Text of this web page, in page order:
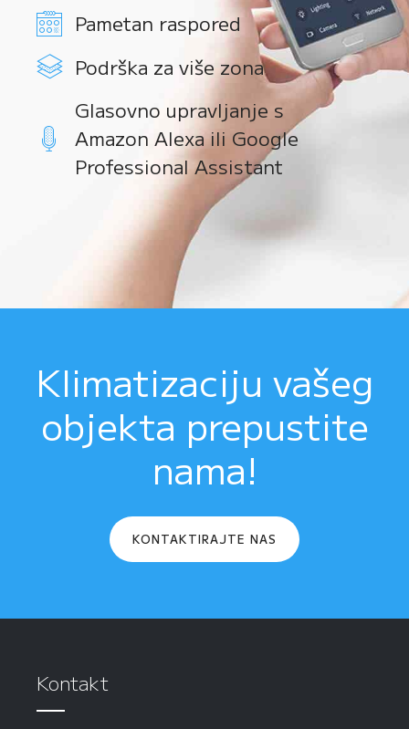
Pametan raspored
Podrška za više zona
Glasovno upravljanje s
Amazon Alexa ili Google
Professional Assistant
Klimatizaciju vašeg
objekta prepustite
nama!
KONTAKTIRAJTE NAS
Kontakt